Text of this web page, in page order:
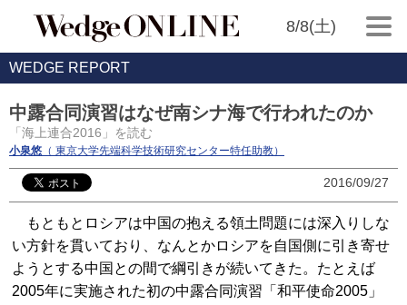
8/8(土)
WEDGE REPORT
中露合同演習はなぜ南シナ海で行われたのか
「海上連合2016」を読む
小泉悠 （ 東京大学先端科学技術研究センター特任助教）
2016/09/27
もともとロシアは中国の抱える領土問題には深入りしな
い方針を貫いており、なんとかロシアを自国側に引き寄せ
ようとする中国との間で綱引きが続いてきた。たとえば
2005年に実施された初の中露合同演習「和平使命2005」